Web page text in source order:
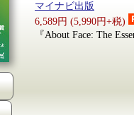
マイナビ出版
6,589円 (5,990円+税)
『About Face: The